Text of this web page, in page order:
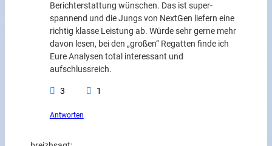
Berichterstattung wünschen. Das ist super-
spannend und die Jungs von NextGen liefern eine
richtig klasse Leistung ab. Würde sehr gerne mehr
davon lesen, bei den „großen“ Regatten finde ich
Eure Analysen total interessant und
aufschlussreich.
3 1
Antworten